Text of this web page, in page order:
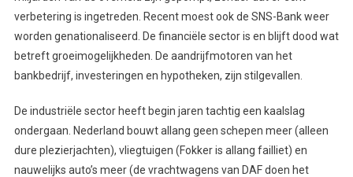
verbetering is ingetreden. Recent moest ook de SNS-Bank weer
worden genationaliseerd. De financiële sector is en blijft dood wat
betreft groeimogelijkheden. De aandrijfmotoren van het
bankbedrijf, investeringen en hypotheken, zijn stilgevallen.
De industriële sector heeft begin jaren tachtig een kaalslag
ondergaan. Nederland bouwt allang geen schepen meer (alleen
dure plezierjachten), vliegtuigen (Fokker is allang failliet) en
nauwelijks auto’s meer (de vrachtwagens van DAF doen het